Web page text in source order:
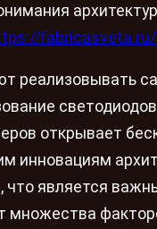
реализовывать
открывает
инновациям
что является
множества